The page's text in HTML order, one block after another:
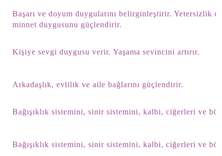
Başarı ve doyum duygularını belirginleştirir. Yetersizlik
minnet duygusunu güçlendirir.
Kişiye sevgi duygusu verir. Yaşama sevincini artırır.
Arkadaşlık, evlilik ve aile bağlarını güçlendirir.
Bağışıklık sistemini, sinir sistemini, kalbi, ciğerleri ve
Bağışıklık sistemini, sinir sistemini, kalbi, ciğerleri ve